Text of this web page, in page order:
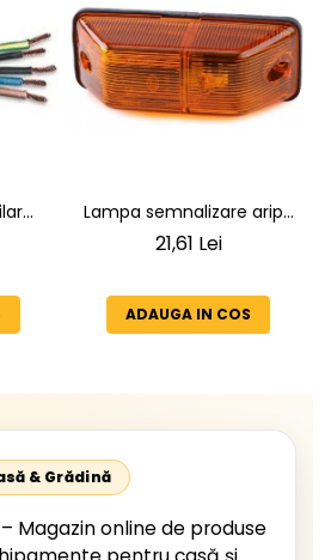
și
Lampa semnalizare aripa
VW LT 2 05.1996-12.2005 ;
1996-2002; Unimog 1949-;
Neoplan Euroliner,
21,61 Lei
ADAUGA IN COS
& Grădină
Magazin online de produse